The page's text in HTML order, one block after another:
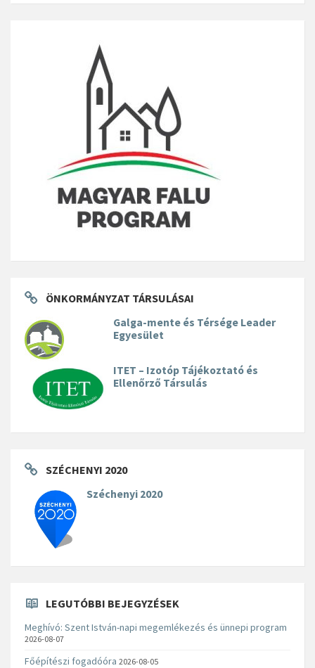
ÖNKORMÁNYZAT TÁRSULÁSAI
Galga-mente és Térsége Leader
Egyesület
ITET – Izotóp Tájékoztató és
Ellenőrző Társulás
SZÉCHENYI 2020
Széchenyi 2020
LEGUTÓBBI BEJEGYZÉSEK
Meghívó: Szent István-napi megemlékezés és ünnepi program
2026-08-07
Főépítészi fogadóóra 2026-08-05